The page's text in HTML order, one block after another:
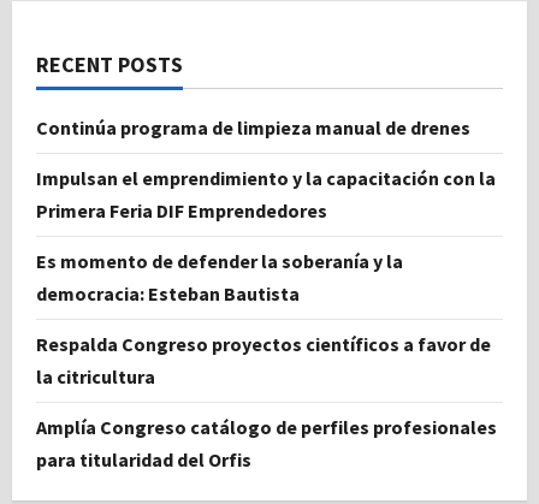
RECENT POSTS
Continúa programa de limpieza manual de drenes
Impulsan el emprendimiento y la capacitación con la
Primera Feria DIF Emprendedores
Es momento de defender la soberanía y la
democracia: Esteban Bautista
Respalda Congreso proyectos científicos a favor de
la citricultura
Amplía Congreso catálogo de perfiles profesionales
para titularidad del Orfis